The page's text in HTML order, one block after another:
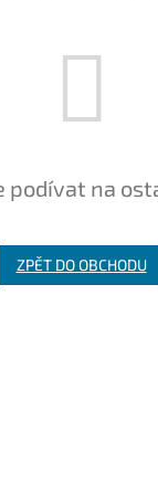
podívat na
ZPĚT DO OBCHODU